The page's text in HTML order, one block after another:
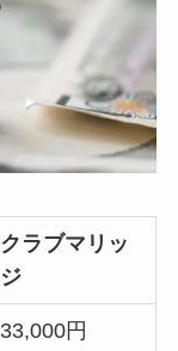
クラブマリッ
ジ
33,000円